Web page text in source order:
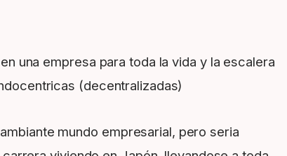
una empresa para toda la vida y la escalera
(decentralizadas)
mundo empresarial, pero seria